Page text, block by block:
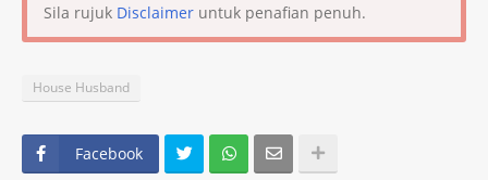
Sila rujuk Disclaimer untuk penafian penuh.
House Husband
Facebook